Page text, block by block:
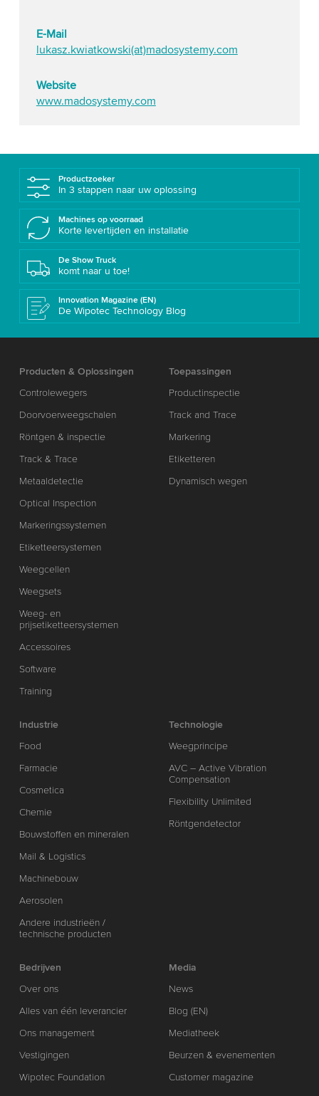
E-Mail
lukasz.kwiatkowski(at)madosystemy.com
Website
www.madosystemy.com
Productzoeker
In 3 stappen naar uw oplossing
Machines op voorraad
Korte levertijden en installatie
De Show Truck
komt naar u toe!
Innovation Magazine (EN)
De Wipotec Technology Blog
Producten & Oplossingen
Controlewegers
Doorvoerweegschalen
Röntgen & inspectie
Track & Trace
Metaaldetectie
Optical Inspection
Markeringssystemen
Etiketteersystemen
Weegcellen
Weegsets
Weeg- en
prijsetiketteersystemen
Accessoires
Software
Training
Toepassingen
Productinspectie
Track and Trace
Markering
Etiketteren
Dynamisch wegen
Industrie
Food
Farmacie
Cosmetica
Chemie
Bouwstoffen en mineralen
Mail & Logistics
Machinebouw
Aerosolen
Andere industrieën /
technische producten
Technologie
Weegprincipe
AVC – Active Vibration
Compensation
Flexibility Unlimited
Röntgendetector
Bedrijven
Over ons
Alles van één leverancier
Ons management
Vestigingen
Wipotec Foundation
Media
News
Blog (EN)
Mediatheek
Beurzen & evenementen
Customer magazine